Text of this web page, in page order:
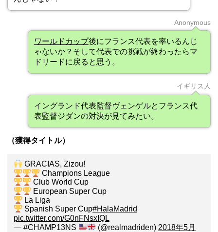
Anonymous
ワールドカップ後にフランス代表を率いるんじ
ゃないか？そして代表での挑戦が終わったらマ
ドリードに戻ると思う。
イギリス人
イングランド代表監督ヴェンゲルとフランス代
表監督ジダンの対決が見てみたい。
（獲得タイトル）
GRACIAS, Zizou!
Champions League
Club World Cup
European Super Cup
La Liga
Spanish Super Cup#HalaMadrid
pic.twitter.com/G0nFNsxIQL
— #CHAMP13NS
(@realmadriden) 2018年5月